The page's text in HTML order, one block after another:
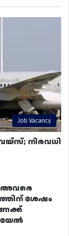
Job Vacancy
നിരവധി
അവരെ
ശേഷം